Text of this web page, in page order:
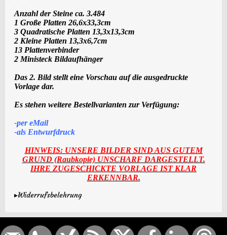
Anzahl der Steine ca. 3.484
1 Große Platten 26,6x33,3cm
3 Quadratische Platten 13,3x13,3cm
2 Kleine Platten 13,3x6,7cm
13 Plattenverbinder
2 Ministeck Bildaufhänger
Das 2. Bild stellt eine Vorschau auf die ausgedruckte
Vorlage dar.
Es stehen weitere Bestellvarianten zur Verfügung:
-per eMail
-als Entwurfdruck
HINWEIS: UNSERE BILDER SIND AUS GUTEM
GRUND (Raubkopie) UNSCHARF DARGESTELLT.
IHRE ZUGESCHICKTE VORLAGE IST KLAR
ERKENNBAR.
▸Widerrufsbelehrung